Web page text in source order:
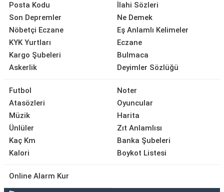
Posta Kodu
Son Depremler
Nöbetçi Eczane
KYK Yurtları
Kargo Şubeleri
Askerlik
İlahi Sözleri
Ne Demek
Eş Anlamlı Kelimeler
Eczane
Bulmaca
Deyimler Sözlüğü
Futbol
Atasözleri
Müzik
Ünlüler
Kaç Km
Kalori
Noter
Oyuncular
Harita
Zıt Anlamlısı
Banka Şubeleri
Boykot Listesi
Online Alarm Kur